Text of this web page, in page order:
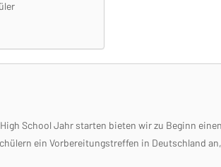
School Jahr starten bieten wir zu Beginn
ein Vorbereitungstreffen in Deutschland